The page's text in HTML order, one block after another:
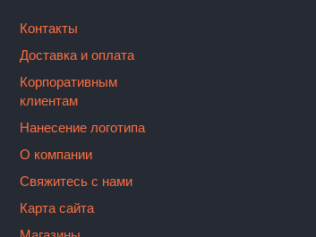
Контакты
Доставка и оплата
Корпоративным
клиентам
Нанесение логотипа
О компании
Свяжитесь с нами
Карта сайта